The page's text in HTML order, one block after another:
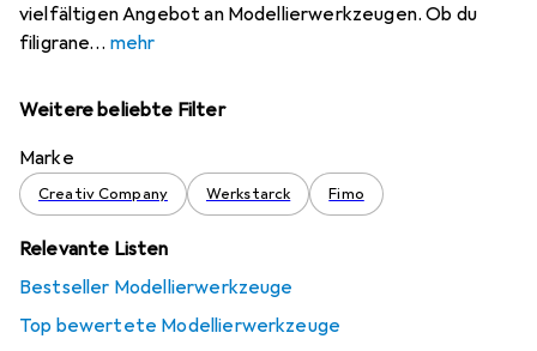
vielfältigen Angebot an Modellierwerkzeugen. Ob du
filigrane
mehr
Weitere beliebte Filter
Marke
Creativ Company Werkstarck Fimo
Relevante Listen
Bestseller Modellierwerkzeuge
Top bewertete Modellierwerkzeuge